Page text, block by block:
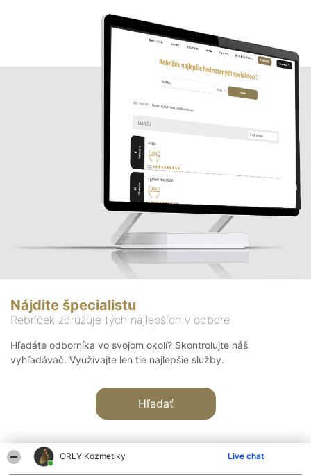
ORLY Kozmetiky Live chat
Nájdite špecialistu
Rebríček združuje tých najlepších v odbore
Hľadáte odborníka vo svojom okolí? Skontrolujte náš
vyhľadávač. Využívajte len tie najlepšie služby.
Hľadať